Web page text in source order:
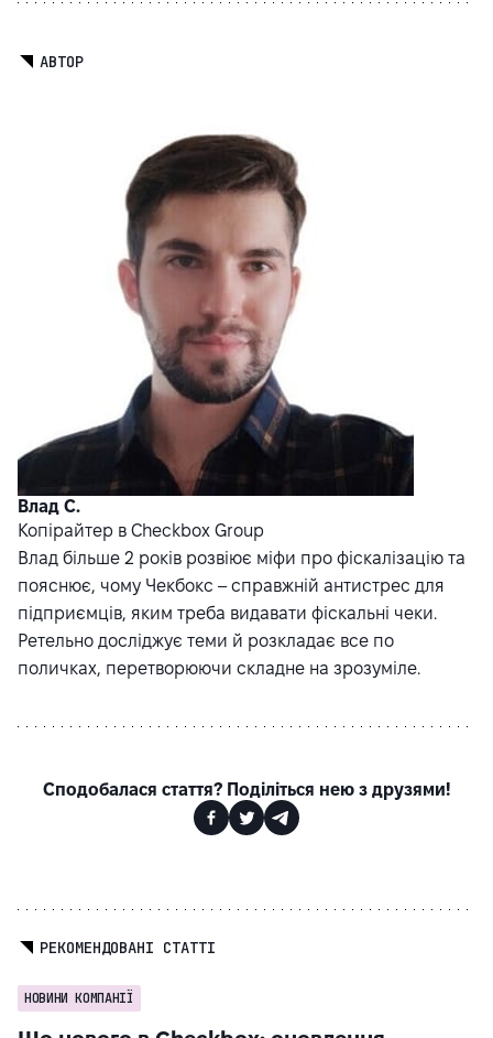
АВТОР
Влад С.
Копірайтер в Checkbox Group
Влад більше 2 років розвіює міфи про фіскалізацію та
пояснює, чому Чекбокс – справжній антистрес для
підприємців, яким треба видавати фіскальні чеки.
Ретельно досліджує теми й розкладає все по
поличках, перетворюючи складне на зрозуміле.
Сподобалася стаття? Поділіться нею з друзями!
РЕКОМЕНДОВАНІ СТАТТІ
НОВИНИ КОМПАНІЇ